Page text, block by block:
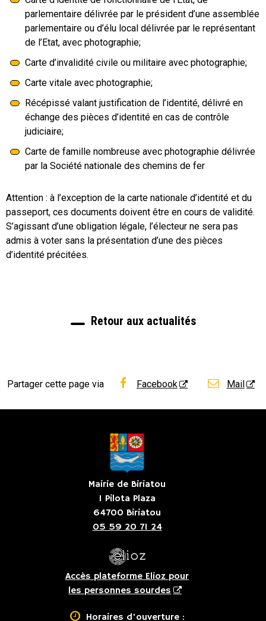
parlementaire délivrée par le président d’une assemblée
parlementaire ou d’élu local délivrée par le représentant
de l’Etat, avec photographie;
Carte d’invalidité civile ou militaire avec photographie;
Carte vitale avec photographie;
Récépissé valant justification de l’identité, délivré en
échange des pièces d’identité en cas de contrôle
judiciaire;
Carte de famille nombreuse avec photographie délivrée
par la Société nationale des chemins de fer
Attention : à l’exception de la carte nationale d’identité et du
passeport, ces documents doivent être en cours de validité.
S’agissant d’une obligation légale, l’électeur ne sera pas
admis à voter sans la présentation d’une des pièces
d’identité précitées.
Retour aux actualités
Partager cette page via Facebook Mail
Mairie de Biriatou
1 Pilota Plaza
64700 Biriatou
05 59 20 71 24
Accès plateforme Elioz pour
les personnes sourdes
 Horaires d'ouverture :